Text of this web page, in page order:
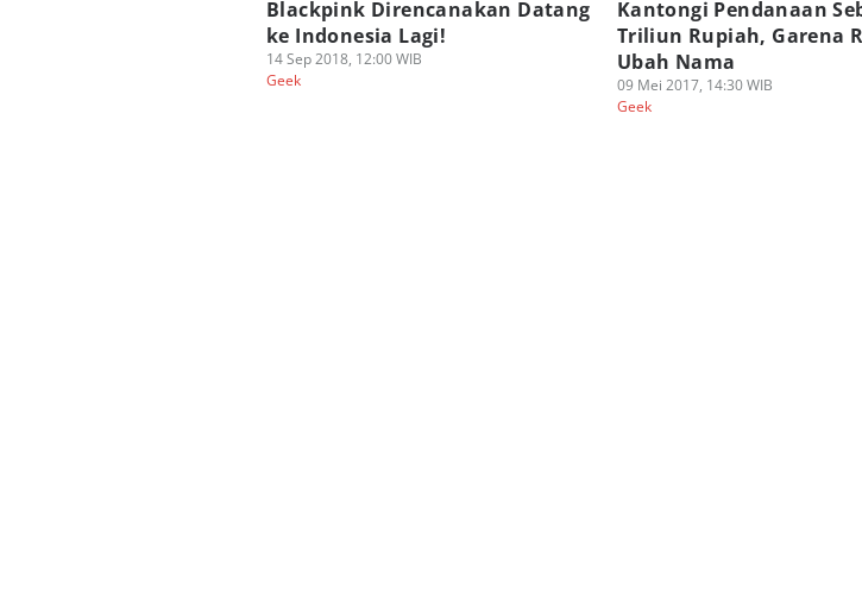
Blackpink Direncanakan Datang
ke Indonesia Lagi!
14 Sep 2018, 12:00 WIB
Geek
Kantongi Pendanaan
Triliun Rupiah, Garena
Ubah Nama
09 Mei 2017, 14:30 WIB
Geek